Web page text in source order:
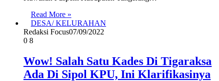
Read More »
DESA/ KELURAHAN
Redaksi Focus07/09/2022
0 8
Wow! Salah Satu Kades Di Tigaraksa
Ada Di Sipol KPU, Ini Klarifikasinya